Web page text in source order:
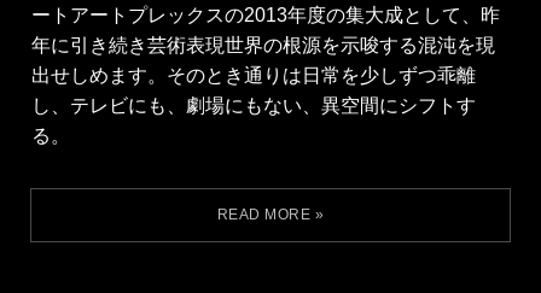
ートアートプレックスの2013年度の集大成として、昨
年に引き続き芸術表現世界の根源を示唆する混沌を現
出せしめます。そのとき通りは日常を少しずつ乖離
し、テレビにも、劇場にもない、異空間にシフトす
る。